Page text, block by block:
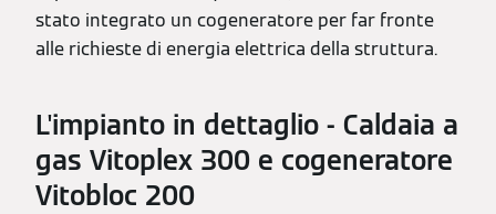
stato integrato un cogeneratore per far fronte
alle richieste di energia elettrica della struttura.
L'impianto in dettaglio - Caldaia a
gas Vitoplex 300 e cogeneratore
Vitobloc 200